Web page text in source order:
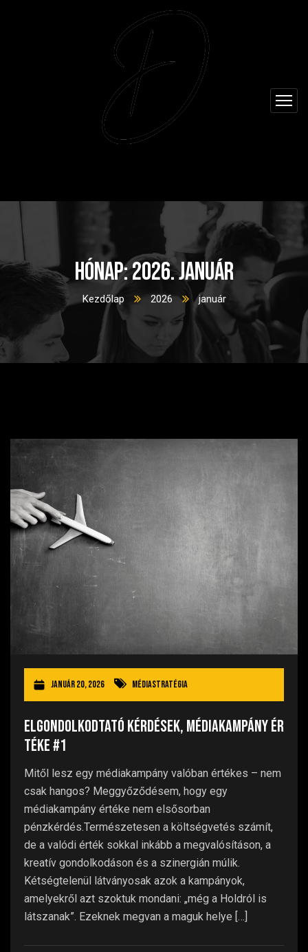
Hónap:2026. január
Kezdőlap 2026 január
január 20, 2026 Médiastratégia
Elgondolkodtató kérdések, médiakampány ér
téke #1
Mitől lesz egy médiakampány valóban értékes – nem
csak hangos? Meggyőződésem, hogy egy
médiakampány értéke nem elsősorban
pénzkérdés.Természetesen a költségvetés számít,
de a valódi érték sokkal inkább a megvalósításon, a
kreatív gondolkodáson és a szinergián múlik.
Kétségtelenül látványosak azok a kampányok,
amelyekről azt szoktuk mondani: „még a Holdról is
látszanak”. Ezeknek megvan a maguk helye […]